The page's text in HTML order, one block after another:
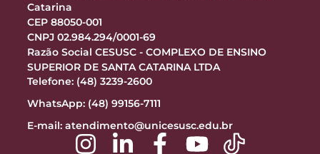
Catarina
CEP 88050-001
CNPJ 02.984.294/0001-69
Razão Social CESUSC - COMPLEXO DE ENSINO
SUPERIOR DE SANTA CATARINA LTDA
Telefone: (48) 3239-2600
WhatsApp: (48) 99156-7111
E-mail: atendimento@unicesusc.edu.br